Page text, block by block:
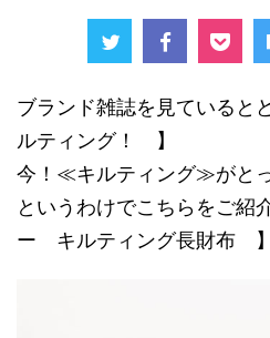
ブランド雑誌を見ている
ルティング！ 】
今！≪キルティング≫がと
というわけでこちらをご
ー キルティング長財布 】